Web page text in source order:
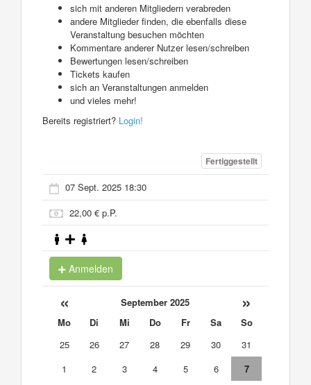
sich mit anderen Mitgliedern verabreden
andere Mitglieder finden, die ebenfalls diese
Veranstaltung besuchen möchten
Kommentare anderer Nutzer lesen/schreiben
Bewertungen lesen/schreiben
Tickets kaufen
sich an Veranstaltungen anmelden
und vieles mehr!
Bereits registriert? Login!
Fertiggestellt
07 Sept. 2025 18:30
22,00 € p.P.
Anmelden
« September 2025 »
Mo Di Mi Do Fr Sa
So
25
26 27 28 29 30
31
1
2 3 4 5 6
7